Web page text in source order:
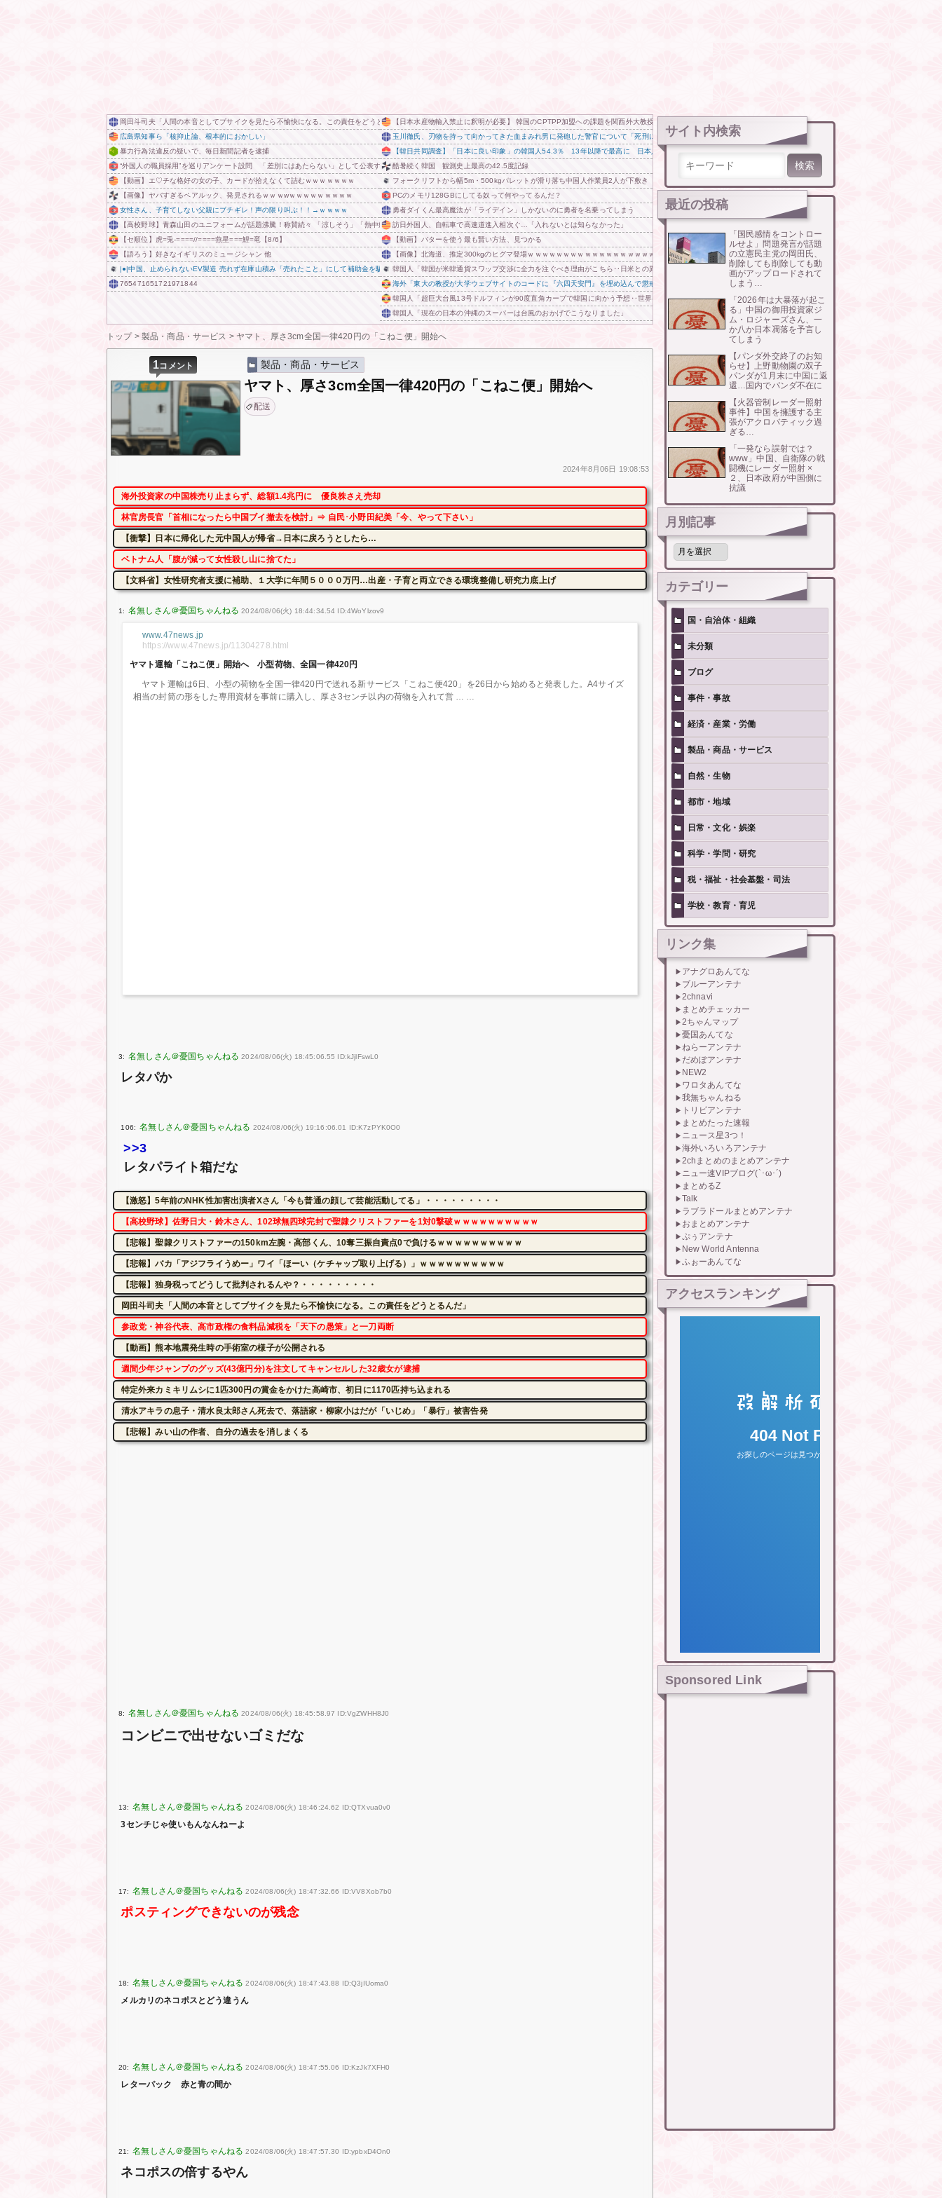
岡田斗司夫「人間の本音としてブサイクを見たら不愉快になる。この責任をどうとるんだ」
広島県知事ら「核抑止論、根本的におかしい」
暴力行為法違反の疑いで、毎日新聞記者を逮捕
“外国人の職員採用”を巡りアンケート設問 「差別にはあたらない」として公表する方針を決定 三重県
【動画】エ♡チな格好の女の子、カードが拾えなくて詰むｗｗｗｗｗｗｗ
【画像】ヤバすぎるペアルック、発見されるｗｗｗwｗｗｗｗｗｗｗｗｗ
女性さん、子育てしない父親にブチギレ！声の限り叫ぶ！！→ｗｗｗｗ
【高校野球】青森山田のユニフォームが話題沸騰！称賛続々 「涼しそう」「熱中症対策では？」「Tシャツみたい」
【セ順位】虎=兎-====//====燕星===鯉=竜【8/6】
【語ろう】好きなイギリスのミュージシャン 他
|●|中国、止められないEV製造 売れず在庫山積み「売れたこと」にして補助金を騙し取る事案を思いつきが横行
765471651721971844
【日本水産物輸入禁止に釈明が必要】 韓国のCPTPP加盟への課題を関西外大教授に聞く 李大統領に「政治利用」の過去
玉川徹氏、刃物を持って向かってきた血まみれ男に発砲した警官について「死刑にならない犯罪を警察官が死刑にしてしまったということ」
【韓日共同調査】「日本に良い印象」の韓国人54.3％ 13年以降で最高に 日本人の韓国好感度は35.3％
酷暑続く韓国 観測史上最高の42.5度記録
フォークリフトから幅5m・500kgパレットが滑り落ち中国人作業員2人が下敷き 富山
PCのメモリ128GBにしてる奴って何やってるんだ？
勇者ダイくん最高魔法が「ライデイン」しかないのに勇者を名乗ってしまう
訪日外国人、自転車で高速道進入相次ぐ…「入れないとは知らなかった」
【動画】バターを使う最も賢い方法、見つかる
【画像】北海道、推定300kgのヒグマ登場ｗｗｗｗｗｗｗｗｗｗｗｗｗｗｗｗｗｗｗｗ
韓国人「韓国が米韓通貨スワップ交渉に全力を注ぐべき理由がこちら‥日米との異例の共同介入によって記録的なウォン・ドル為替の現実」
海外「東大の教授が大学ウェブサイトのコードに『六四天安門』を埋め込んで懲戒処分www」
韓国人「超巨大台風13号ドルフィンが90度直角カーブで韓国に向かう予想‥世界各国の最新スパコン気象予測モデルがはじき出した直近の台風進路図がこちらです‥」
韓国人「現在の日本の沖縄のスーパーは台風のおかげでこうなりました」
トップ> 製品・商品・サービス > ヤマト、厚さ3cm全国一律420円の「こねこ便」開始へ
1コメント 製品・商品・サービス
ヤマト、厚さ3cm全国一律420円の「こねこ便」開始へ
配送
2024年8月06日 19:08:53
海外投資家の中国株売り止まらず、総額1.4兆円に 優良株さえ売却
林官房長官「首相になったら中国ブイ撤去を検討」⇒ 自民･小野田紀美「今、やって下さい」
【衝撃】日本に帰化した元中国人が帰省→日本に戻ろうとしたら…
ベトナム人「腹が減って女性殺し山に捨てた」
【文科省】女性研究者支援に補助、１大学に年間５０００万円…出産・子育と両立できる環境整備し研究力底上げ
1: 2024/08/06(火) 18:44:34.54 ID:4WoYlzov9
www.47news.jp
https://www.47news.jp/11304278.html
ヤマト運輸「こねこ便」開始へ 小型荷物、全国一律420円
ヤマト運輸は6日、小型の荷物を全国一律420円で送れる新サービス「こねこ便420」を26日から始めると発表した。A4サイズ
相当の封筒の形をした専用資材を事前に購入し、厚さ3センチ以内の荷物を入れて営 …
3: 2024/08/06(火) 18:45:06.55 ID:kJjlFswL0
レタパか
106: 2024/08/06(火) 19:16:06.01 ID:K7zPYK0O0
>>3
レタパライト箱だな
【激怒】5年前のNHK性加害出演者Xさん「今も普通の顔して芸能活動してる」・・・・・・・・・
【高校野球】佐野日大・鈴木さん、102球無四球完封で聖隷クリストファーを1対0撃破ｗｗｗｗｗｗｗｗｗｗ
【悲報】聖隷クリストファーの150km左腕・高部くん、10奪三振自責点0で負けるｗｗｗｗｗｗｗｗｗｗ
【悲報】バカ「アジフライうめー」ワイ「ほーい（ケチャップ取り上げる）」ｗｗｗｗｗｗｗｗｗｗ
【悲報】独身税ってどうして批判されるんや？・・・・・・・・・
岡田斗司夫「人間の本音としてブサイクを見たら不愉快になる。この責任をどうとるんだ」
参政党・神谷代表、高市政権の食料品減税を「天下の愚策」と一刀両断
【動画】熊本地震発生時の手術室の様子が公開される
週間少年ジャンプのグッズ(43億円分)を注文してキャンセルした32歳女が逮捕
特定外来カミキリムシに1匹300円の賞金をかけた高崎市、初日に1170匹持ち込まれる
清水アキラの息子・清水良太郎さん死去で、落語家・柳家小はだが「いじめ」「暴行」被害告発
【悲報】みい山の作者、自分の過去を消しまくる
8: 2024/08/06(火) 18:45:58.97 ID:VgZWHH8J0
コンビニで出せないゴミだな
13: 2024/08/06(火) 18:46:24.62 ID:QTXvua0v0
3センチじゃ使いもんなんねーよ
17: 2024/08/06(火) 18:47:32.66 ID:VV8Xob7b0
ポスティングできないのが残念
18: 2024/08/06(火) 18:47:43.88 ID:Q3jIUoma0
メルカリのネコポスとどう違うん
20: 2024/08/06(火) 18:47:55.06 ID:KzJk7XFH0
レターパック 赤と青の間か
21: 2024/08/06(火) 18:47:57.30 ID:ypbxD4On0
ネコポスの倍するやん
サイト内検索
最近の投稿
「国民感情をコントロー
ルせよ」問題発言が話題
の立憲民主党の岡田氏、
削除しても削除しても動
画がアップロードされて
しまう…
「2026年は大暴落が起こ
る」中国の御用投資家ジ
ム・ロジャーズさん、一
か八か日本凋落を予言し
てしまう
【パンダ外交終了のお知
らせ】上野動物園の双子
パンダが1月末に中国に返
還…国内でパンダ不在に
【火器管制レーダー照射
事件】中国を擁護する主
張がアクロバティック過
ぎる…
「一発なら誤射では？
www」中国、自衛隊の戦
闘機にレーダー照射 ×
２、日本政府が中国側に
抗議
月別記事
月
記
事
カテゴリー
国・自治体・組織
未分類
ブログ
事件・事故
経済・産業・労働
製品・商品・サービス
自然・生物
都市・地域
日常・文化・娯楽
科学・学問・研究
税・福祉・社会基盤・司法
学校・教育・育児
リンク集
アナグロあんてな
ブルーアンテナ
2chnavi
まとめチェッカー
2ちゃんマップ
憂国あんてな
ねらーアンテナ
だめぽアンテナ
NEW2
ワロタあんてな
我無ちゃんねる
トリビアンテナ
まとめたった速報
ニュース星3つ！
海外いろいろアンテナ
2chまとめのまとめアンテナ
ニュー速VIPブログ(`･ω･´)
まとめるZ
Talk
ラブラドールまとめアンテナ
おまとめアンテナ
ぷぅアンテナ
New World Antenna
ふぉーあんてな
アクセスランキング
Sponsored Link